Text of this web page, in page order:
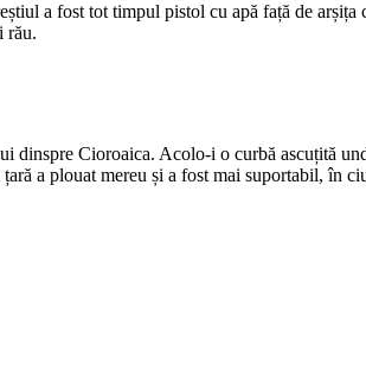
a fost tot timpul pistol cu apă față de
rău.
dinspre Cioroaica. Acolo-i o curbă ascuțită
a plouat mereu și a fost mai suportabil, în